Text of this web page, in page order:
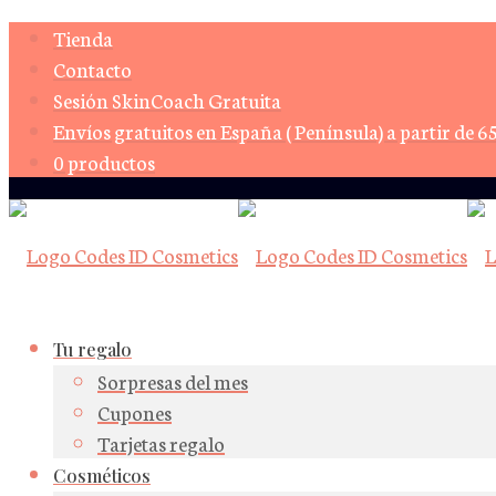
Tienda
Contacto
Sesión SkinCoach Gratuita
Envíos gratuitos en España ( Península) a partir de
0 productos
Tu regalo
Sorpresas del mes
Cupones
Tarjetas regalo
Cosméticos